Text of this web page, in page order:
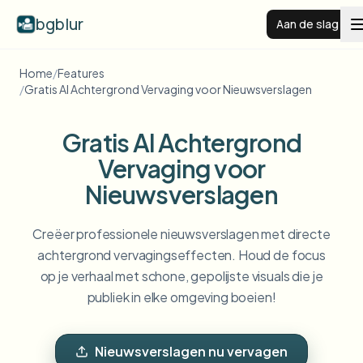
bgblur Aan de slag
Videoachtergrond vervagen
Voorbeelden
Alle voorbeelden bekijken
Blader door de volledige voorbeeldenbibliotheek
Kenteken vervagen
Functies
View all features
Browse every blur tool in one place
Scholen & onderwijs
Bronnen
Home/Features
/Gratis AI Achtergrond Vervaging voor Nieuwsverslagen
Gratis AI Achtergrond
Vervaging voor
Nieuwsverslagen
Creëer professionele nieuwsverslagen met directe
achtergrond vervagingseffecten. Houd de focus
op je verhaal met schone, gepolijste visuals die je
publiek in elke omgeving boeien!
Nieuwsverslagen nu vervagen